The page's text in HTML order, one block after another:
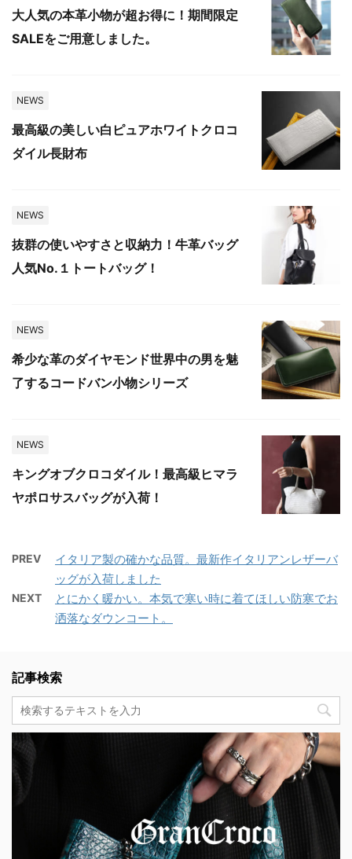
大人気の本革小物が超お得に！期間限定
SALEをご用意しました。
NEWS
最高級の美しい白ピュアホワイトクロコ
ダイル長財布
NEWS
抜群の使いやすさと収納力！牛革バッグ
人気No.１トートバッグ！
NEWS
希少な革のダイヤモンド世界中の男を魅
了するコードバン小物シリーズ
NEWS
キングオブクロコダイル！最高級ヒマラ
ヤポロサスバッグが入荷！
PREV
イタリア製の確かな品質。最新作イタリアンレザーバ
ッグが入荷しました
NEXT
とにかく暖かい。本気で寒い時に着てほしい防寒でお
洒落なダウンコート。
記事検索